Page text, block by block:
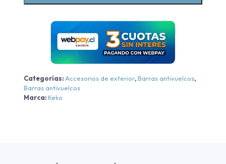
Ranger
Wildtrack
2023-
2024
Categorías:Accesorios de exterior,Barras antivuelcos,
Barras antivuelcos
Marca:Keko